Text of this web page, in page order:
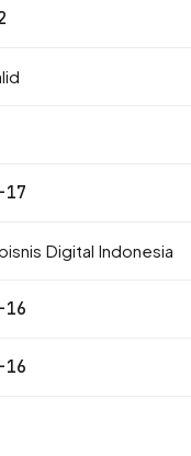
17
Digital Indonesia
16
16